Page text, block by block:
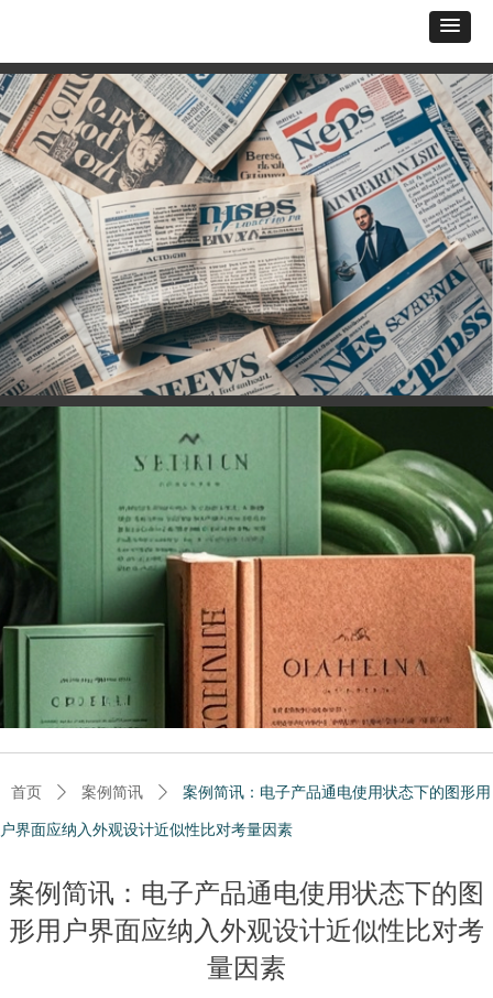
案例简讯：电子产品通电使用状态下的图
形用户界面应纳入外观设计近似性比对考
量因素
首页 ꄲ 案例简讯 ꄲ 案例简讯：电子产品通电使用状态下的图形用
户界面应纳入外观设计近似性比对考量因素